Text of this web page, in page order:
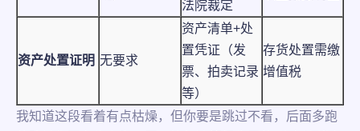
法院裁定
资产处置证明 无要求
资产清单+处
置凭证（发
票、拍卖记录
等）
存货处置需缴
增值税
我知道这段看着有点枯燥，但你要是跳过不看，后面多跑